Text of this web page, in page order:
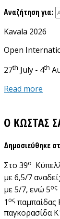
Αναζήτηση για:
Kavala 2026
Open
27th July - 4th
Read more
Ο ΚΩΣΤΑΣ
Δημοσιεύθηκε
Στο 39ο
με 6,5/7
με 5/7, ενώ 5ος
1ος παμπαίδας
παγκορασίδα